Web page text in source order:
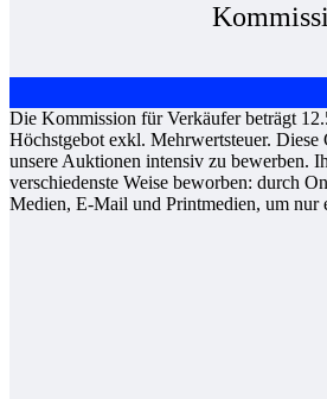
Die Kommission für Verkäufer beträgt
Höchstgebot exkl. Mehrwertsteuer.
unsere Auktionen intensiv zu bewerben.
verschiedenste Weise beworben: durch
Medien, E-Mail und Printmedien, um nur